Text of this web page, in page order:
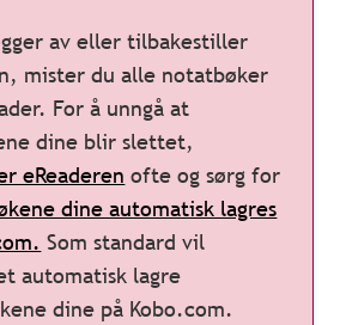
av eller tilbakestiller
mister du alle notatbøker
For å unngå at
dine blir slettet,
eReaderen ofte og sørg for
dine automatisk lagres
Som standard vil
automatisk lagre
dine på Kobo.com.